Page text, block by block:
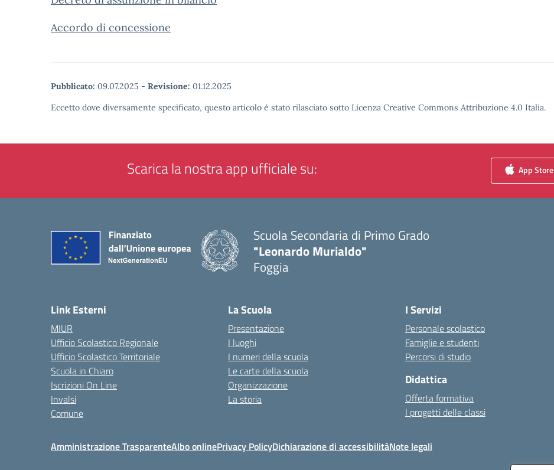
Accordo di concessione
Pubblicato: 09.07.2025 - Revisione: 01.12.2025
Eccetto dove diversamente specificato, questo articolo è stato rilasciato sotto Licenza Creative Commons Attribuzione 4.0 Italia.
Scarica la nostra app ufficiale su: App Store
Scuola Secondaria di Primo Grado
"Leonardo Murialdo"
Foggia
Link Esterni
MIUR
Ufficio Scolastico Regionale
Ufficio Scolastico Territoriale
Scuola in Chiaro
Iscrizioni On Line
Invalsi
Comune
La Scuola
Presentazione
I luoghi
I numeri della scuola
Le carte della scuola
Organizzazione
La storia
I Servizi
Personale scolastico
Famiglie e studenti
Percorsi di studio
Didattica
Offerta formativa
I progetti delle classi
Amministrazione TrasparenteAlbo onlinePrivacy PolicyDichiarazione di accessibilitàNote legali